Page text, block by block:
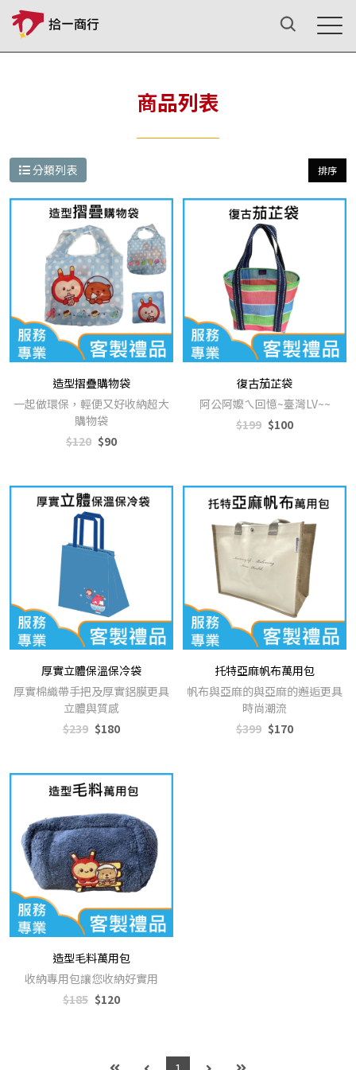
商品列表
分類列表 排序
造型摺疊購物袋
一起做環保，輕便又好收納超大
購物袋
$120 $90
復古茄芷袋
阿公阿嬤ㄟ回憶~臺灣LV~~
$199 $100
厚實立體保溫保冷袋
厚實棉織帶手把及厚實鋁膜更具
立體與質感
$239 $180
托特亞麻帆布萬用包
帆布與亞麻的與亞麻的邂逅更具
時尚潮流
$399 $170
造型毛料萬用包
收納專用包讓您收納好實用
$185 $120